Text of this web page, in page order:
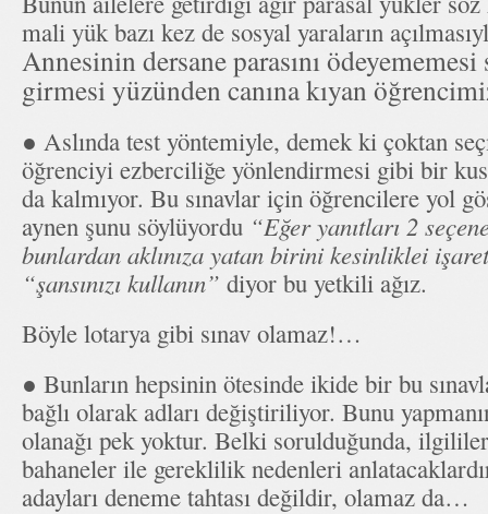
mali yük bazı kez de sosyal yaraların
Annesinin dersane parasını
girmesi yüzünden canına kıyan
● Aslında test yöntemiyle, demek ki çoktan
öğrenciyi ezberciliğe yönlendirmesi gibi bir
da kalmıyor. Bu sınavlar için öğrencilere yol
aynen şunu söylüyordu “Eğer yanıtları 2
bunlardan aklınıza yatan birini kesinliklei
“şansınızı kullanın” diyor bu yetkili ağız.
Böyle lotarya gibi sınav olamaz!…
● Bunların hepsinin ötesinde ikide bir bu
bağlı olarak adları değiştiriliyor. Bunu
olanağı pek yoktur. Belki sorulduğunda,
bahaneler ile gereklilik nedenleri
adayları deneme tahtası değildir, olamaz da…